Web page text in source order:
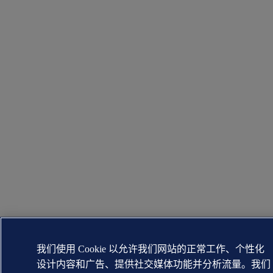
我们使用 Cookie 以允许我们网站的正常工作、个性化
设计内容和广告、提供社交媒体功能并分析流量。我们